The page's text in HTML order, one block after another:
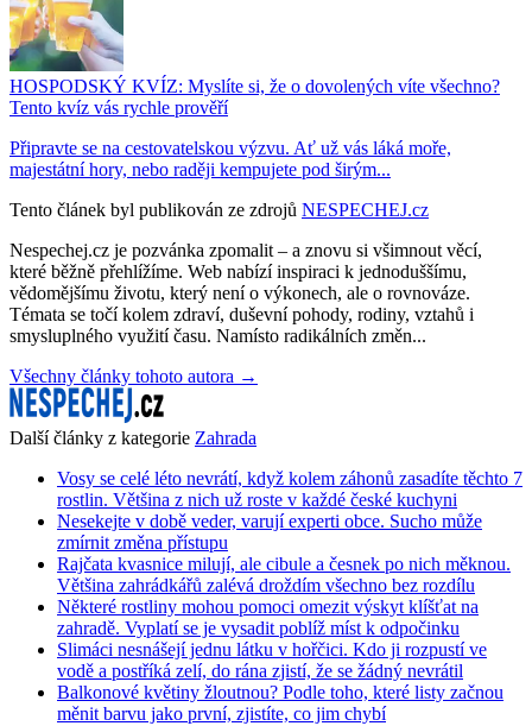
HOSPODSKÝ KVÍZ: Myslíte si, že o dovolených víte všechno?
Tento kvíz vás rychle prověří
Připravte se na cestovatelskou výzvu. Ať už vás láká moře,
majestátní hory, nebo raději kempujete pod širým...
Tento článek byl publikován ze zdrojů NESPECHEJ.cz
Nespechej.cz je pozvánka zpomalit – a znovu si všimnout věcí,
které běžně přehlížíme. Web nabízí inspiraci k jednoduššímu,
vědomějšímu životu, který není o výkonech, ale o rovnováze.
Témata se točí kolem zdraví, duševní pohody, rodiny, vztahů i
smysluplného využití času. Namísto radikálních změn...
Všechny články tohoto autora →
Další články z kategorie Zahrada
Vosy se celé léto nevrátí, když kolem záhonů zasadíte těchto 7
rostlin. Většina z nich už roste v každé české kuchyni
Nesekejte v době veder, varují experti obce. Sucho může
zmírnit změna přístupu
Rajčata kvasnice milují, ale cibule a česnek po nich měknou.
Většina zahrádkářů zalévá droždím všechno bez rozdílu
Některé rostliny mohou pomoci omezit výskyt klíšťat na
zahradě. Vyplatí se je vysadit poblíž míst k odpočinku
Slimáci nesnášejí jednu látku v hořčici. Kdo ji rozpustí ve
vodě a postříká zelí, do rána zjistí, že se žádný nevrátil
Balkonové květiny žloutnou? Podle toho, které listy začnou
měnit barvu jako první, zjistíte, co jim chybí